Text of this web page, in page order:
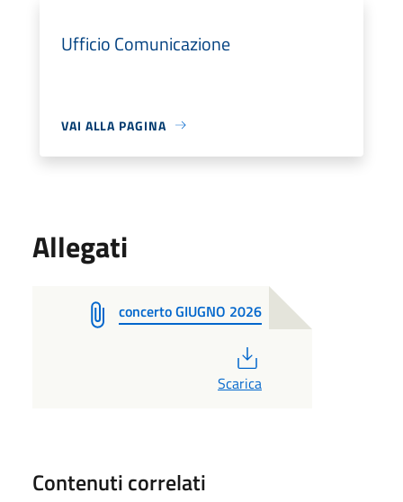
Ufficio Comunicazione
VAI ALLA PAGINA
Allegati
concerto GIUGNO 2026
Scarica
Contenuti correlati